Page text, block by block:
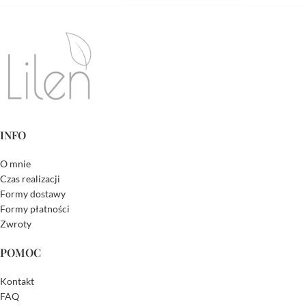
INFO
O mnie
Czas realizacji
Formy dostawy
Formy płatności
Zwroty
POMOC
Kontakt
FAQ